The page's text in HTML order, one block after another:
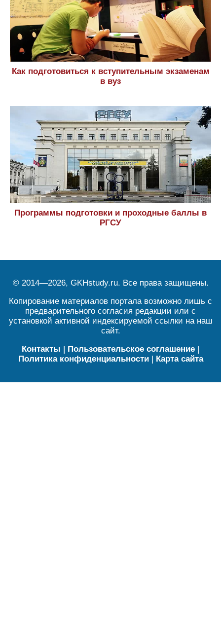
Как подготовиться к вступительным экзаменам
в вуз
Программы подготовки и проходные баллы в
РГСУ
© 2014—2026, GKHstudy.ru. Все права защищены.
Копирование материалов портала возможно лишь с
предварительного согласия редакции или с
установкой активной индексируемой ссылки на наш
сайт.
Контакты | Пользовательское соглашение |
Политика конфиденциальности| Карта сайта